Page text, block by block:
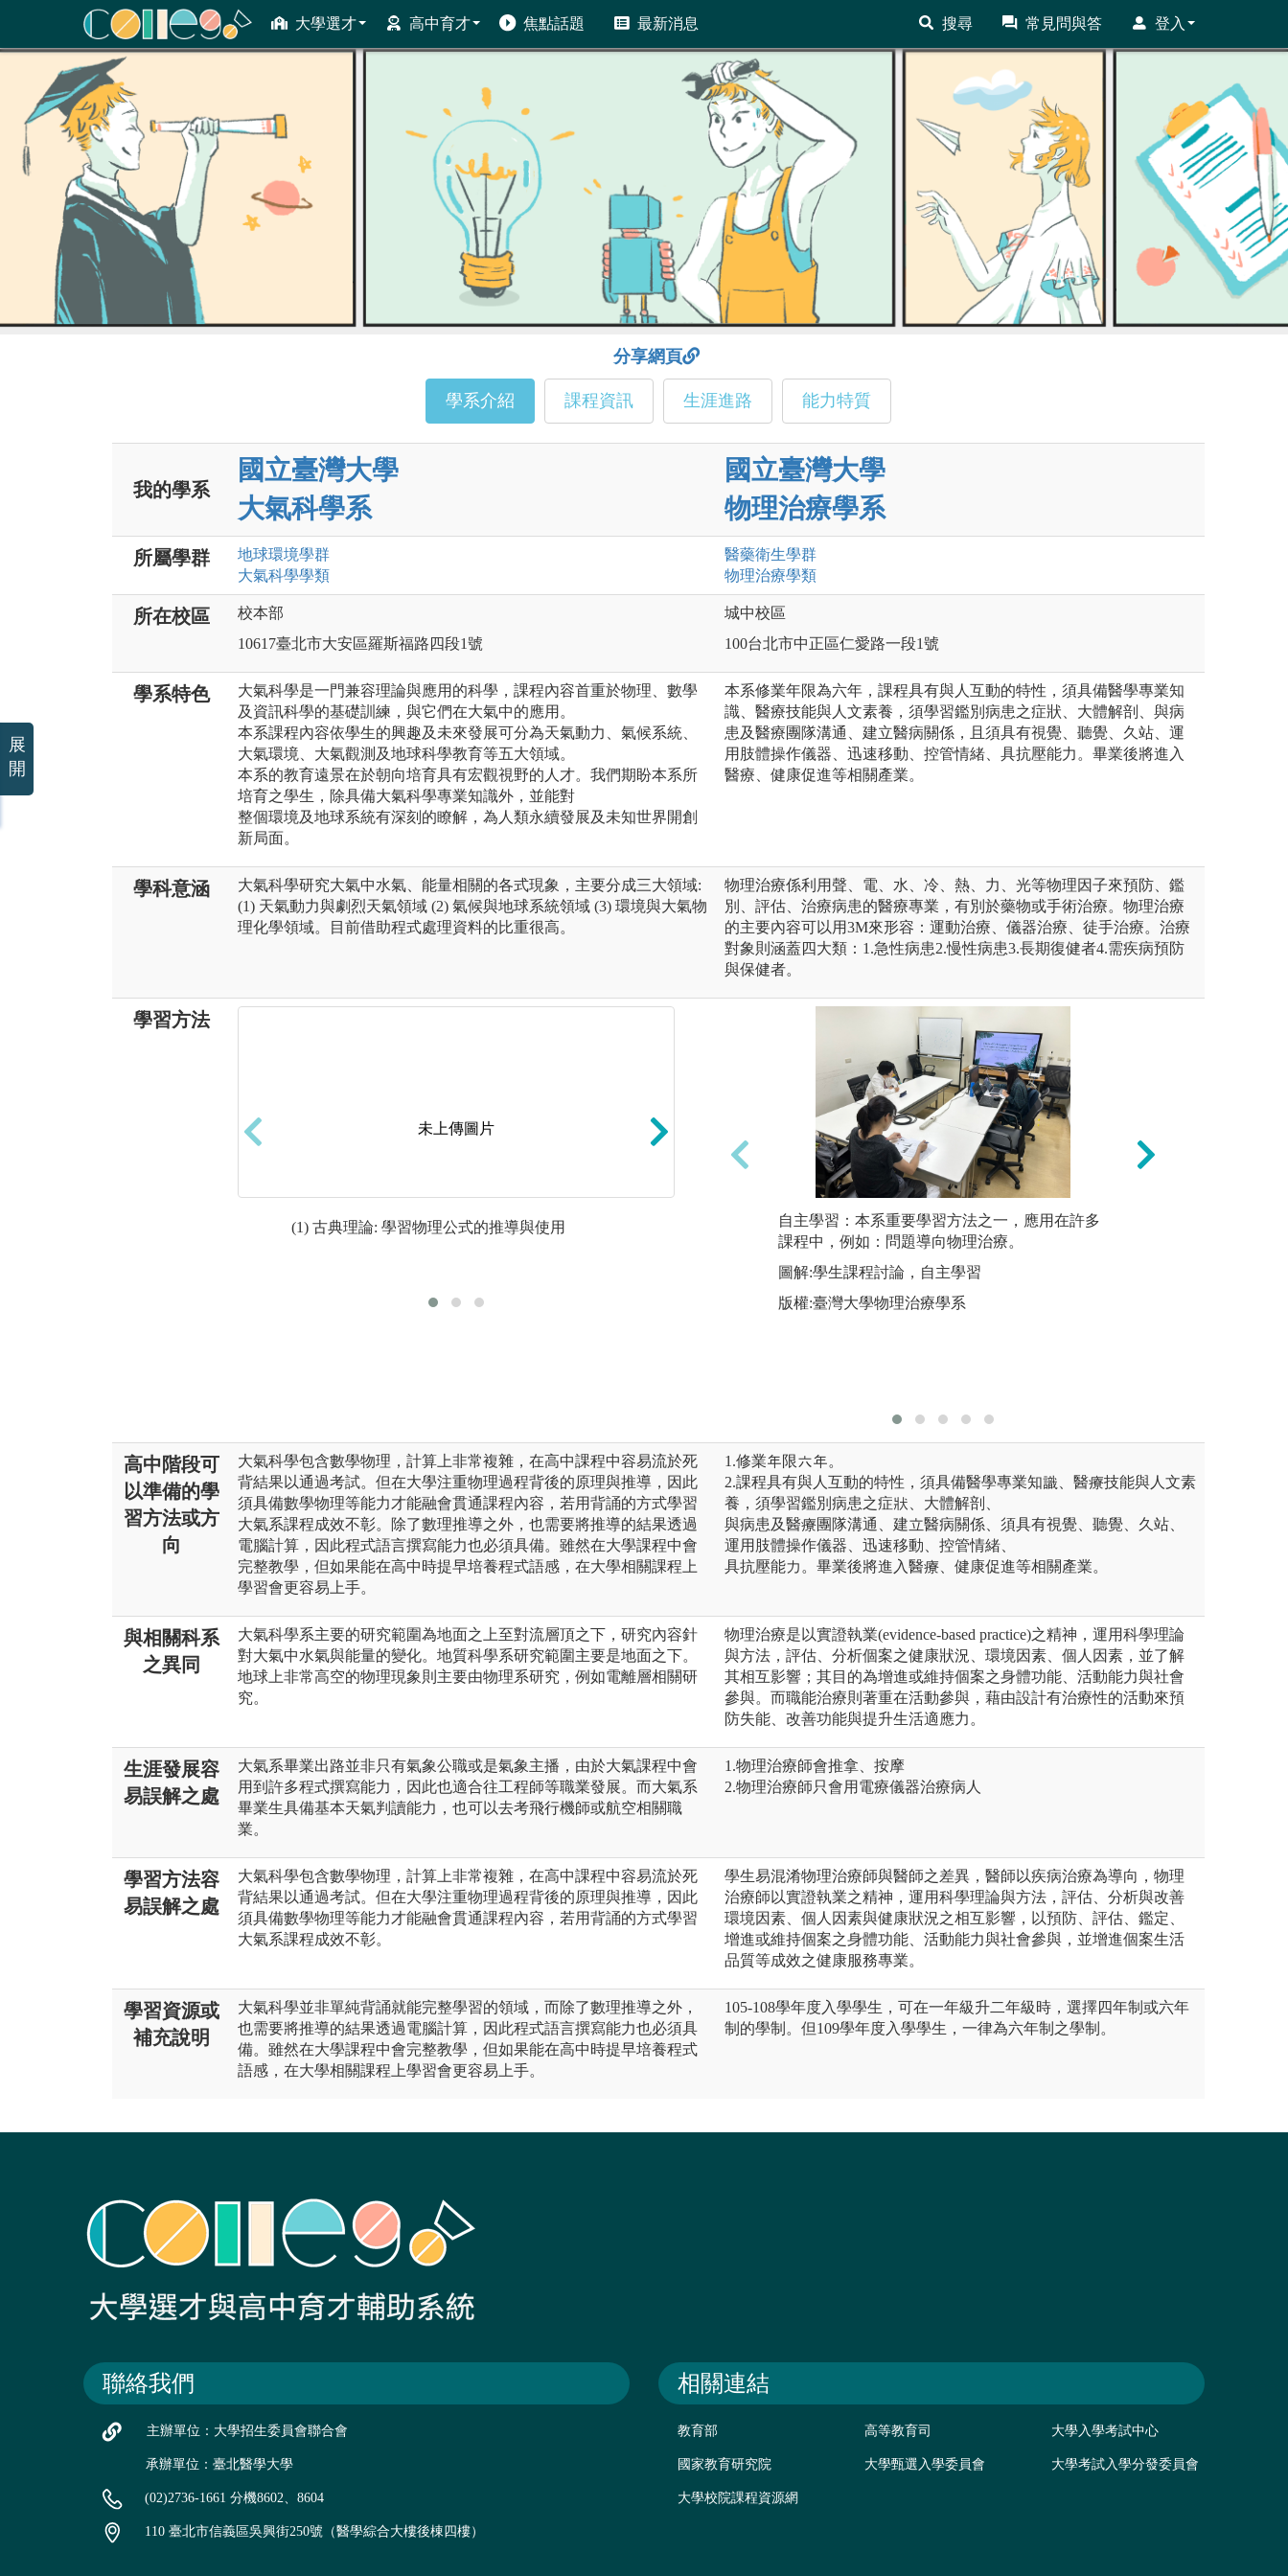
大學選才 高中育才 焦點話題 最新消息 搜尋 常見問與答 登入
ColleGo! 大學選才與高中育才輔助系統
分享網頁
學系介紹 課程資訊 生涯進路 能力特質
我的學系
國立臺灣大學
大氣科學系
國立臺灣大學
物理治療學系
所屬學群 地球環境學群
大氣科學學類
醫藥衛生學群
物理治療學類
所在校區
校本部
10617臺北市大安區羅斯福路四段1號
城中校區
100台北市中正區仁愛路一段1號
學系特色
大氣科學是一門兼容理論與應用的科學，課程內容首重於物理、數學
及資訊科學的基礎訓練，與它們在大氣中的應用。
本系課程內容依學生的興趣及未來發展可分為天氣動力、氣候系統、
大氣環境、大氣觀測及地球科學教育等五大領域。
本系的教育遠景在於朝向培育具有宏觀視野的人才。我們期盼本系所
培育之學生，除具備大氣科學專業知識外，並能對
整個環境及地球系統有深刻的瞭解，為人類永續發展及未知世界開創
新局面。
本系修業年限為六年，課程具有與人互動的特性，須具備醫學專業知
識、醫療技能與人文素養，須學習鑑別病患之症狀、大體解剖、與病
患及醫療團隊溝通、建立醫病關係，且須具有視覺、聽覺、久站、運
用肢體操作儀器、迅速移動、控管情緒、具抗壓能力。畢業後將進入
醫療、健康促進等相關產業。
學科意涵
大氣科學研究大氣中水氣、能量相關的各式現象，主要分成三大領域:
(1) 天氣動力與劇烈天氣領域 (2) 氣候與地球系統領域 (3) 環境與大氣物
理化學領域。目前借助程式處理資料的比重很高。
物理治療係利用聲、電、水、冷、熱、力、光等物理因子來預防、鑑
別、評估、治療病患的醫療專業，有別於藥物或手術治療。物理治療
的主要內容可以用3M來形容：運動治療、儀器治療、徒手治療。治療
對象則涵蓋四大類：1.急性病患2.慢性病患3.長期復健者4.需疾病預防
與保健者。
學習方法
未上傳圖片
(1) 古典理論: 學習物理公式的推導與使用
未上傳圖片
(2) 電腦程式: 學習利用程式處理大氣資料，注重
課後實作練習
自主學習：本系重要學習方法之一，應用在許多
課程中，例如：問題導向物理治療。
圖解:學生課程討論，自主學習
版權:臺灣大學物理治療學系
高中階段可
以準備的學
習方法或方
向
大氣科學包含數學物理，計算上非常複雜，在高中課程中容易流於死
背結果以通過考試。但在大學注重物理過程背後的原理與推導，因此
須具備數學物理等能力才能融會貫通課程內容，若用背誦的方式學習
大氣系課程成效不彰。除了數理推導之外，也需要將推導的結果透過
電腦計算，因此程式語言撰寫能力也必須具備。雖然在大學課程中會
完整教學，但如果能在高中時提早培養程式語感，在大學相關課程上
學習會更容易上手。
1.修業年限六年。
2.課程具有與人互動的特性，須具備醫學專業知識、醫療技能與人文素
養，須學習鑑別病患之症狀、大體解剖、
與病患及醫療團隊溝通、建立醫病關係、須具有視覺、聽覺、久站、
運用肢體操作儀器、迅速移動、控管情緒、
具抗壓能力。畢業後將進入醫療、健康促進等相關產業。
與相關科系
之異同
大氣科學系主要的研究範圍為地面之上至對流層頂之下，研究內容針
對大氣中水氣與能量的變化。地質科學系研究範圍主要是地面之下。
地球上非常高空的物理現象則主要由物理系研究，例如電離層相關研
究。
物理治療是以實證執業(evidence-based practice)之精神，運用科學理論
與方法，評估、分析個案之健康狀況、環境因素、個人因素，並了解
其相互影響；其目的為增進或維持個案之身體功能、活動能力與社會
參與。而職能治療則著重在活動參與，藉由設計有治療性的活動來預
防失能、改善功能與提升生活適應力。
生涯發展容
易誤解之處
大氣系畢業出路並非只有氣象公職或是氣象主播，由於大氣課程中會
用到許多程式撰寫能力，因此也適合往工程師等職業發展。而大氣系
畢業生具備基本天氣判讀能力，也可以去考飛行機師或航空相關職
業。
1.物理治療師會推拿、按摩
2.物理治療師只會用電療儀器治療病人
學習方法容
易誤解之處
大氣科學包含數學物理，計算上非常複雜，在高中課程中容易流於死
背結果以通過考試。但在大學注重物理過程背後的原理與推導，因此
須具備數學物理等能力才能融會貫通課程內容，若用背誦的方式學習
大氣系課程成效不彰。
學生易混淆物理治療師與醫師之差異，醫師以疾病治療為導向，物理
治療師以實證執業之精神，運用科學理論與方法，評估、分析與改善
環境因素、個人因素與健康狀況之相互影響，以預防、評估、鑑定、
增進或維持個案之身體功能、活動能力與社會參與，並增進個案生活
品質等成效之健康服務專業。
學習資源或
補充說明
大氣科學並非單純背誦就能完整學習的領域，而除了數理推導之外，
也需要將推導的結果透過電腦計算，因此程式語言撰寫能力也必須具
備。雖然在大學課程中會完整教學，但如果能在高中時提早培養程式
語感，在大學相關課程上學習會更容易上手。
105-108學年度入學學生，可在一年級升二年級時，選擇四年制或六年
制的學制。但109學年度入學學生，一律為六年制之學制。
聯絡我們
主辦單位：大學招生委員會聯合會
承辦單位：臺北醫學大學
(02)2736-1661 分機8602、8604
110 臺北市信義區吳興街250號（醫學綜合大樓後棟四樓）
相關連結
教育部 高等教育司 大學入學考試中心
國家教育研究院 大學甄選入學委員會 大學考試入學分發委員會
大學校院課程資源網
展
開